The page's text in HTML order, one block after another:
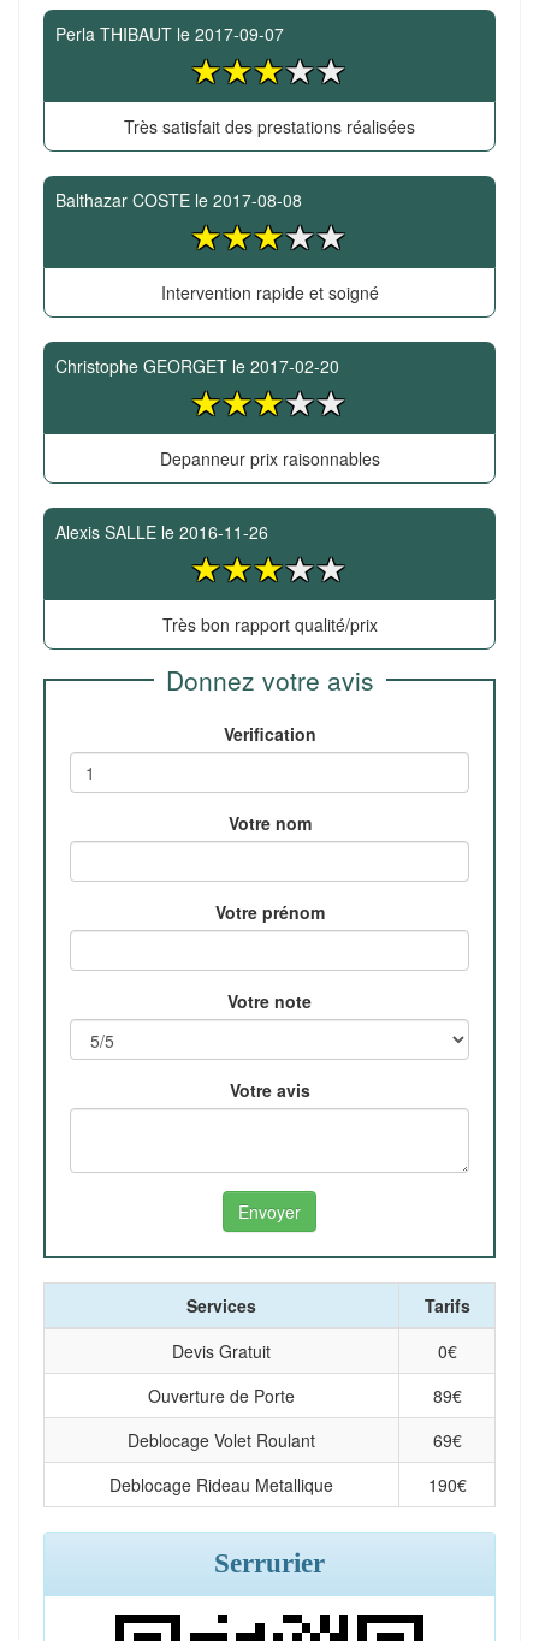
Perla THIBAUT le 2017-09-07
Très satisfait des prestations réalisées
Balthazar COSTE le 2017-08-08
Intervention rapide et soigné
Christophe GEORGET le 2017-02-20
Depanneur prix raisonnables
Alexis SALLE le 2016-11-26
Très bon rapport qualité/prix
Donnez votre avis
Verification
Votre nom
Votre prénom
Votre note
Votre avis
Services
Tarifs
Devis Gratuit
0€
Ouverture de Porte
89€
Deblocage Volet Roulant
69€
Deblocage Rideau Metallique
190€
Serrurier